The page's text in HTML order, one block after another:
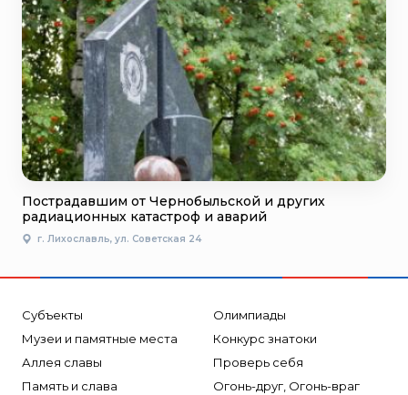
Пострадавшим от Чернобыльской и других
радиационных катастроф и аварий
г. Лихославль, ул. Советская 24
Субъекты
Музеи и памятные места
Аллея славы
Память и слава
Олимпиады
Конкурс знатоки
Проверь себя
Огонь-друг, Огонь-враг